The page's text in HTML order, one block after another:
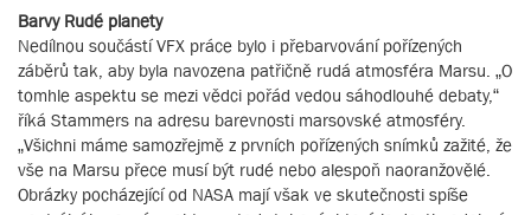
Barvy Rudé planety
Nedílnou součástí VFX práce bylo i přebarvování pořízených
záběrů tak, aby byla navozena patřičně rudá atmosféra Marsu. „O
tomhle aspektu se mezi vědci pořád vedou sáhodlouhé debaty,“
říká Stammers na adresu barevnosti marsovské atmosféry.
„Všichni máme samozřejmě z prvních pořízených snímků zažité, že
vše na Marsu přece musí být rudé nebo alespoň naoranžovělé.
Obrázky pocházející od NASA mají však ve skutečnosti spíše